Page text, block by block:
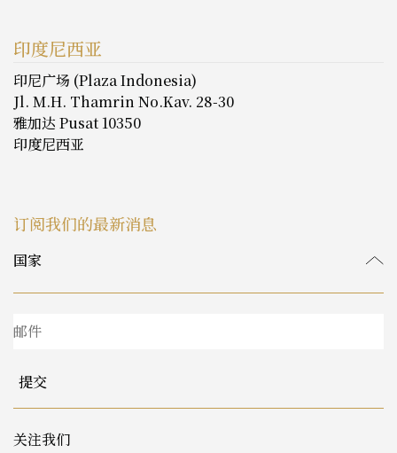
印度尼西亚
印尼广场 (Plaza Indonesia)
Jl. M.H. Thamrin No.Kav. 28-30
雅加达 Pusat 10350
印度尼西亚
订阅我们的最新消息
提交
关注我们